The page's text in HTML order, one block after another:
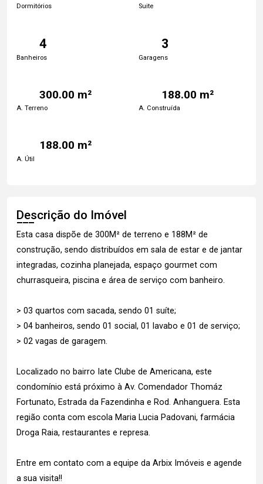
Dormitórios Suite
4
Banheiros
3
Garagens
300.00 m²
A. Terreno
188.00 m²
A. Construída
188.00 m²
A. Útil
Descrição do Imóvel
Esta casa dispõe de 300M² de terreno e 188M² de
construção, sendo distribuídos em sala de estar e de jantar
integradas, cozinha planejada, espaço gourmet com
churrasqueira, piscina e área de serviço com banheiro.
> 03 quartos com sacada, sendo 01 suíte;
> 04 banheiros, sendo 01 social, 01 lavabo e 01 de serviço;
> 02 vagas de garagem.
Localizado no bairro Iate Clube de Americana, este
condomínio está próximo à Av. Comendador Thomáz
Fortunato, Estrada da Fazendinha e Rod. Anhanguera. Esta
região conta com escola Maria Lucia Padovani, farmácia
Droga Raia, restaurantes e represa.
Entre em contato com a equipe da Arbix Imóveis e agende
a sua visita!!